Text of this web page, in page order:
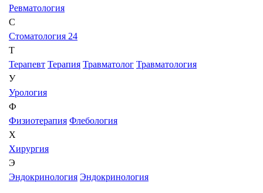
Ревматология
С
Стоматология 24
Т
Терапевт Терапия Травматолог Травматология
У
Урология
Ф
Физиотерапия Флебология
Х
Хирургия
Э
Эндокринология Эндокринология